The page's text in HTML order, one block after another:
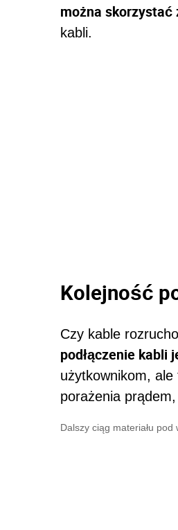
można skorzystać
kabli.
Kolejność
Czy kable
podłączenie kabli
użytkownikom, ale
porażenia
Dalszy ciąg materiału pod